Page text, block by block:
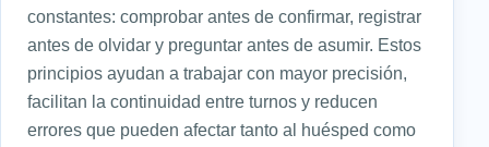
constantes: comprobar antes de confirmar, registrar
antes de olvidar y preguntar antes de asumir. Estos
principios ayudan a trabajar con mayor precisión,
facilitan la continuidad entre turnos y reducen
errores que pueden afectar tanto al huésped como